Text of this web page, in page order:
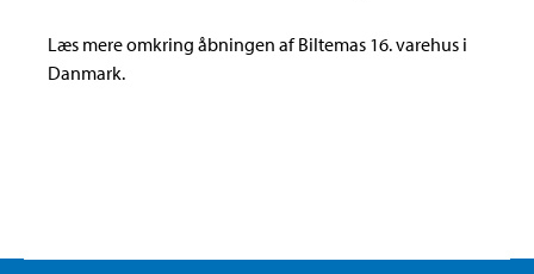
Læs mere omkring åbningen af Biltemas 16. varehus i
Danmark.